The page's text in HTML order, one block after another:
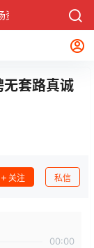
资讯 社区
套路真诚
关注 私信
00:00